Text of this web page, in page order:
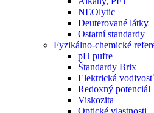
NEOlytic
Deuterované látky
Ostatní standardy
Fyzikálno-chemické
pH pufre
Štandardy Brix
Elektrická vodivosť
Redoxný potenciál
Viskozita
Optické vlastnosti